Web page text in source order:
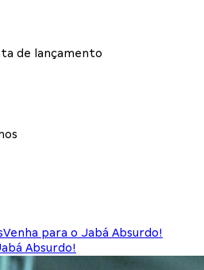
de lançamento
Venha para o Jabá Absurdo!
Absurdo!